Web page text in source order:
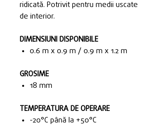
ridicată. Potrivit pentru medii uscate
de interior.
DIMENSIUNI DISPONIBILE
0.6 m x 0.9 m / 0.9 m x 1.2 m
GROSIME
18 mm
TEMPERATURA DE OPERARE
-20°C până la +50°C